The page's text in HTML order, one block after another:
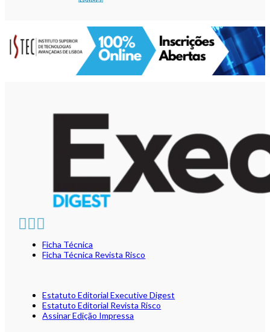
Ficha Técnica
Ficha Técnica Revista Risco
Estatuto Editorial Executive Digest
Estatuto Editorial Revista Risco
Assinar Edição Impressa